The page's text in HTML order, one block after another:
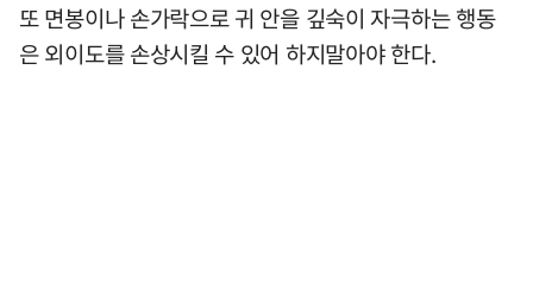
또 면봉이나 손가락으로 귀 안을 깊숙이 자극하는 행동
은 외이도를 손상시킬 수 있어 하지말아야 한다.